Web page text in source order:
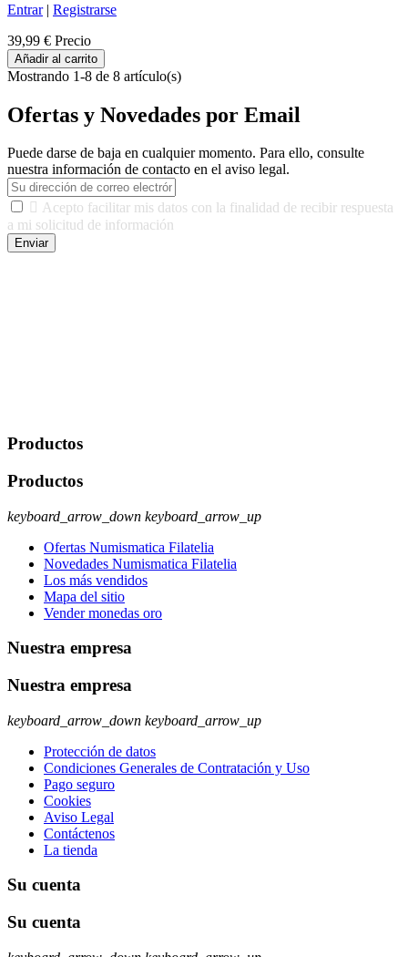
Entrar| Registrarse
39,99 € Precio
Añadir al carrito
Mostrando 1-8 de 8 artículo(s)
Ofertas y Novedades por Email
Puede darse de baja en cualquier momento. Para ello, consulte
nuestra información de contacto en el aviso legal.
 Acepto facilitar mis datos con la finalidad de recibir respuesta
a mi solicitud de información
Enviar
Productos
Productos
keyboard_arrow_down keyboard_arrow_up
Ofertas Numismatica Filatelia
Novedades Numismatica Filatelia
Los más vendidos
Mapa del sitio
Vender monedas oro
Nuestra empresa
Nuestra empresa
keyboard_arrow_down keyboard_arrow_up
Protección de datos
Condiciones Generales de Contratación y Uso
Pago seguro
Cookies
Aviso Legal
Contáctenos
La tienda
Su cuenta
Su cuenta